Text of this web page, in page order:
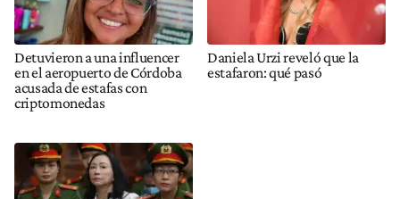
Detuvieron a una influencer
en el aeropuerto de Córdoba
acusada de estafas con
criptomonedas
Daniela Urzi reveló que la
estafaron: qué pasó